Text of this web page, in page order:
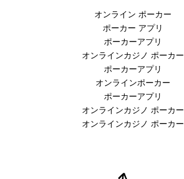
オンライン ポーカー
ポーカー アプリ
ポーカーアプリ
オンラインカジノ ポーカー
ポーカーアプリ
オンラインポーカー
ポーカーアプリ
オンラインカジノ ポーカー
オンラインカジノ ポーカー